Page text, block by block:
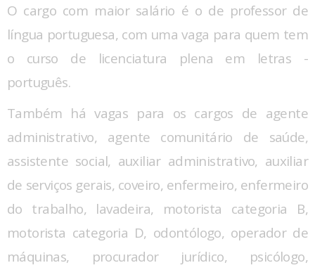
O cargo com maior salário é o de professor de
língua portuguesa, com uma vaga para quem tem
o curso de licenciatura plena em letras -
português.
Também há vagas para os cargos de agente
administrativo, agente comunitário de saúde,
assistente social, auxiliar administrativo, auxiliar
de serviços gerais, coveiro, enfermeiro, enfermeiro
do trabalho, lavadeira, motorista categoria B,
motorista categoria D, odontólogo, operador de
máquinas, procurador jurídico, psicólogo,